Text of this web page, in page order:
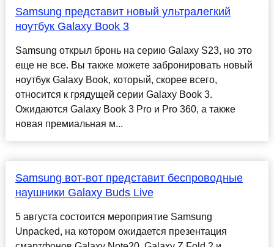
Samsung представит новый ультралегкий
ноутбук Galaxy Book 3
Samsung открыл бронь на серию Galaxy S23, но это
еще не все. Вы также можете забронировать новый
ноутбук Galaxy Book, который, скорее всего,
относится к грядущей серии Galaxy Book 3.
Ожидаются Galaxy Book 3 Pro и Pro 360, а также
новая премиальная м...
Samsung вот-вот представит беспроводные
наушники Galaxy Buds Live
5 августа состоится мероприятие Samsung
Unpacked, на котором ожидается презентация